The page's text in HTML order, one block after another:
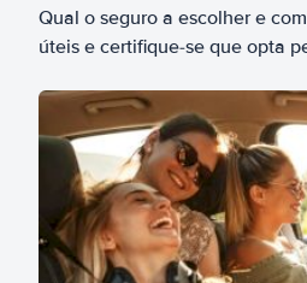
Qual o seguro a escolher e
úteis e certifique-se que opta